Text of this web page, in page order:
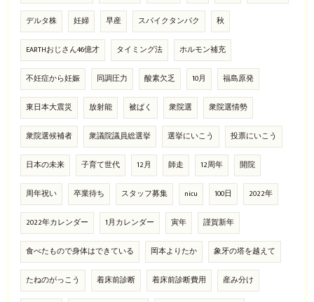
デルタ株 妊婦 早産 スパイクタンパク 秋
EARTHおじさん46億才 タイミング法 ホルモン補充
不妊症から妊娠 同調圧力 酸素欠乏 10月 福島原発
東日本大震災 放射能 被ばく 衆院選 衆院選情勢
衆院選候補者 衆議院議員総選挙 選挙にいこう 投票にいこう
日本の未来 子育て世代 12月 師走 12周年 開院
周年祝い 卒業待ち スタッフ募集 nicu 100日 2022年
2022年カレンダー 1月カレンダー 寅年 謹賀新年
食べたもので身体はできている 岡本よりたか 象牙の塔を越えて
たねのがっこう 着床前診断 着床前診断費用 産み分け